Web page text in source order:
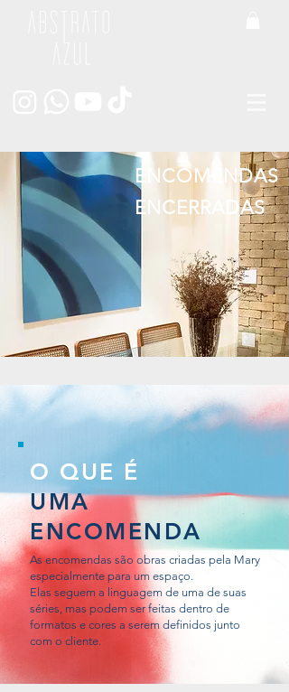
ENCOMENDAS
ENCERRADAS
O QUE É
UMA
ENCOMENDA
As encomendas são obras criadas pela Mary
especialmente para um espaço.
Elas seguem a linguagem de uma de suas
séries, mas podem ser feitas dentro de
formatos e cores a serem definidos junto
com o cliente.